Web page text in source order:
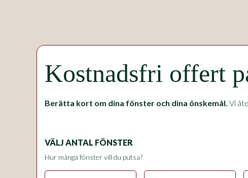
Kostnadsfri offert
Berätta kort om dina fönster och dina önskemål. Vi
VÄLJ ANTAL FÖNSTER
Hur många fönster vill du putsa?